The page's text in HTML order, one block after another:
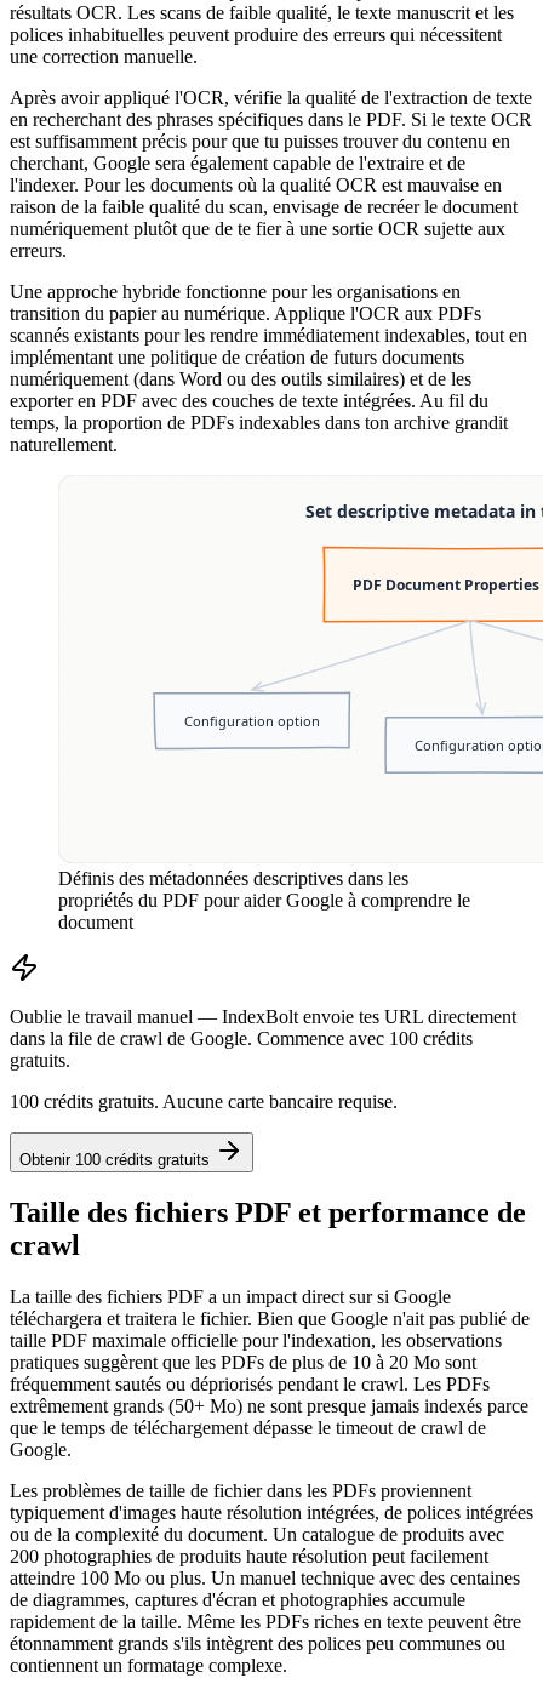
résultats OCR. Les scans de faible qualité, le texte manuscrit et les
polices inhabituelles peuvent produire des erreurs qui nécessitent
une correction manuelle.
Après avoir appliqué l'OCR, vérifie la qualité de l'extraction de texte
en recherchant des phrases spécifiques dans le PDF. Si le texte OCR
est suffisamment précis pour que tu puisses trouver du contenu en
cherchant, Google sera également capable de l'extraire et de
l'indexer. Pour les documents où la qualité OCR est mauvaise en
raison de la faible qualité du scan, envisage de recréer le document
numériquement plutôt que de te fier à une sortie OCR sujette aux
erreurs.
Une approche hybride fonctionne pour les organisations en
transition du papier au numérique. Applique l'OCR aux PDFs
scannés existants pour les rendre immédiatement indexables, tout en
implémentant une politique de création de futurs documents
numériquement (dans Word ou des outils similaires) et de les
exporter en PDF avec des couches de texte intégrées. Au fil du
temps, la proportion de PDFs indexables dans ton archive grandit
naturellement.
Définis des métadonnées descriptives dans les
propriétés du PDF pour aider Google à comprendre le
document
Oublie le travail manuel — IndexBolt envoie tes URL directement
dans la file de crawl de Google. Commence avec 100 crédits
gratuits.
100 crédits gratuits. Aucune carte bancaire requise.
Obtenir 100 crédits gratuits
Taille des fichiers PDF et performance de
crawl
La taille des fichiers PDF a un impact direct sur si Google
téléchargera et traitera le fichier. Bien que Google n'ait pas publié de
taille PDF maximale officielle pour l'indexation, les observations
pratiques suggèrent que les PDFs de plus de 10 à 20 Mo sont
fréquemment sautés ou dépriorisés pendant le crawl. Les PDFs
extrêmement grands (50+ Mo) ne sont presque jamais indexés parce
que le temps de téléchargement dépasse le timeout de crawl de
Google.
Les problèmes de taille de fichier dans les PDFs proviennent
typiquement d'images haute résolution intégrées, de polices intégrées
ou de la complexité du document. Un catalogue de produits avec
200 photographies de produits haute résolution peut facilement
atteindre 100 Mo ou plus. Un manuel technique avec des centaines
de diagrammes, captures d'écran et photographies accumule
rapidement de la taille. Même les PDFs riches en texte peuvent être
étonnamment grands s'ils intègrent des polices peu communes ou
contiennent un formatage complexe.